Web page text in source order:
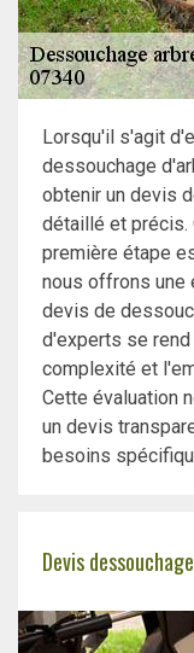
Lorsqu'il s'agit
dessouchage
obtenir un devis
détaillé et précis.
première étape
nous offrons une
devis de
d'experts se rend
complexité et
Cette évaluation
un devis
besoins
Devis